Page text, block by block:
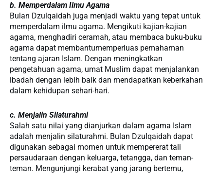
b. Memperdalam Ilmu Agama
Bulan Dzulqaidah juga menjadi waktu yang tepat untuk
memperdalam ilmu agama. Mengikuti kajian-kajian
agama, menghadiri ceramah, atau membaca buku-buku
agama dapat membantumemperluas pemahaman
tentang ajaran Islam. Dengan meningkatkan
pengetahuan agama, umat Muslim dapat menjalankan
ibadah dengan lebih baik dan mendapatkan keberkahan
dalam kehidupan sehari-hari.
c. Menjalin Silaturahmi
Salah satu nilai yang dianjurkan dalam agama Islam
adalah menjalin silaturahmi. Bulan Dzulqaidah dapat
digunakan sebagai momen untuk mempererat tali
persaudaraan dengan keluarga, tetangga, dan teman-
teman. Mengunjungi kerabat yang jarang bertemu,